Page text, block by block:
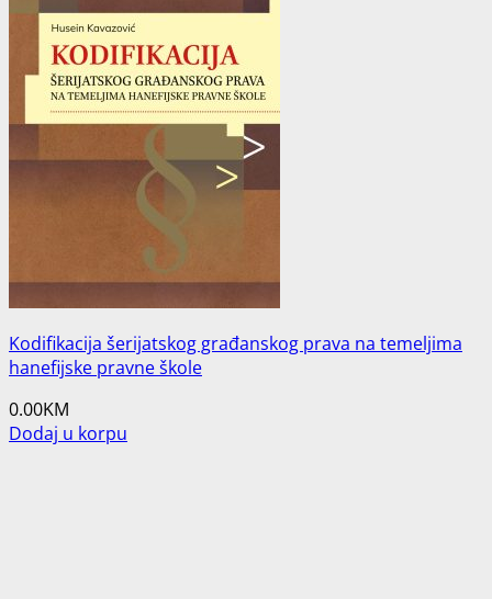
Kodifikacija šerijatskog građanskog prava na temeljima
hanefijske pravne škole
0.00KM
Dodaj u korpu